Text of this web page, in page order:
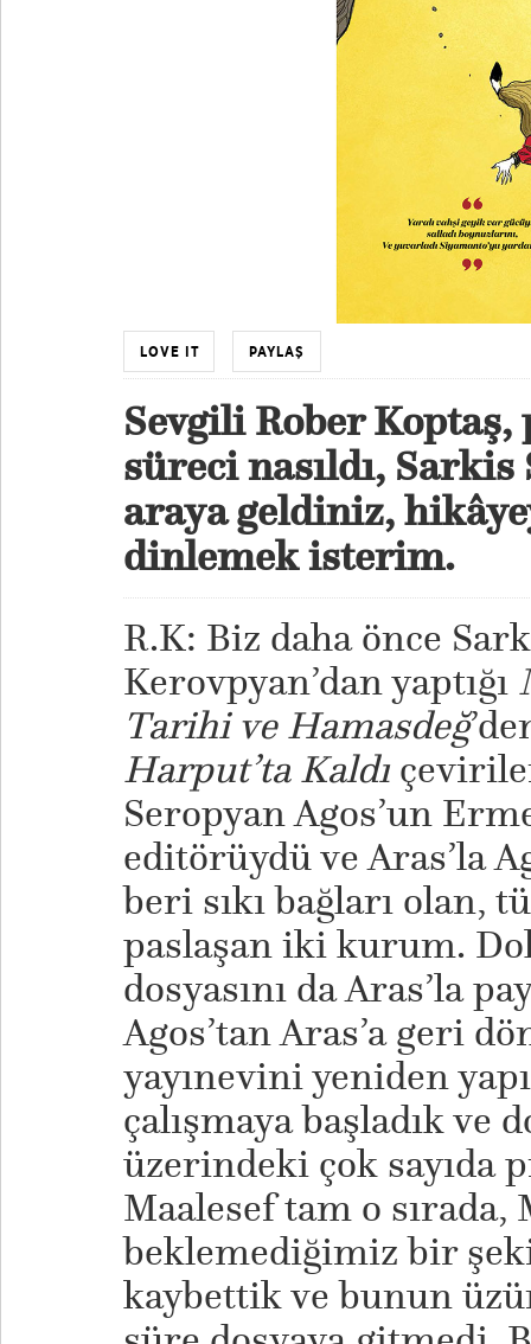
LOVE IT PAYLAŞ
Sevgili Rober
süreci nasıldı,
araya geldiniz,
dinlemek isterim.
R.K: Biz daha önce
Kerovpyan’dan yaptığı
Tarihi ve Hamasdeğ
Harput’ta Kaldı
Seropyan Agos’un
editörüydü ve Aras’la
beri sıkı bağları olan,
paslaşan iki kurum.
dosyasını da Aras’la
Agos’tan Aras’a geri
yayınevini yeniden
çalışmaya başladık ve
üzerindeki çok sayıda
Maalesef tam o sırada,
beklemediğimiz bir
kaybettik ve bunun